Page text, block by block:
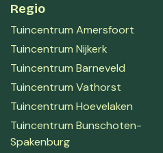
Regio
Tuincentrum Amersfoort
Tuincentrum Nijkerk
Tuincentrum Barneveld
Tuincentrum Vathorst
Tuincentrum Hoevelaken
Tuincentrum Bunschoten-
Spakenburg